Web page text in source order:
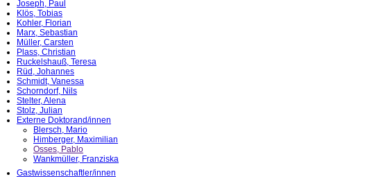
Joseph, Paul
Klös, Tobias
Kohler, Florian
Marx, Sebastian
Müller, Carsten
Plass, Christian
Ruckelshauß, Teresa
Rüd, Johannes
Schmidt, Vanessa
Schorndorf, Nils
Stelter, Alena
Stolz, Julian
Externe Doktorand/innen
Blersch, Mario
Himberger, Maximilian
Osses, Pablo
Wankmüller, Franziska
Gastwissenschaftler/innen